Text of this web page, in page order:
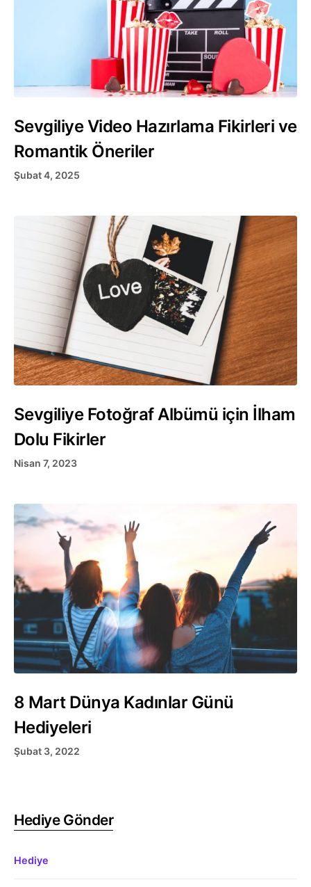
Sevgiliye Video Hazırlama Fikirleri ve
Romantik Öneriler
Şubat 4, 2025
Sevgiliye Fotoğraf Albümü için İlham
Dolu Fikirler
Nisan 7, 2023
8 Mart Dünya Kadınlar Günü
Hediyeleri
Şubat 3, 2022
Hediye Gönder
Hediye